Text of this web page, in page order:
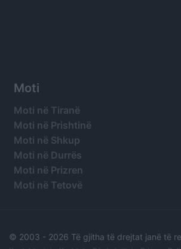
Moti
Moti në Tiranë
Moti në Prishtinë
Moti në Shkup
Moti në Durrës
Moti në Prizren
Moti në Tetovë
© 2003 - 2026 Të gjitha të drejtat janë të